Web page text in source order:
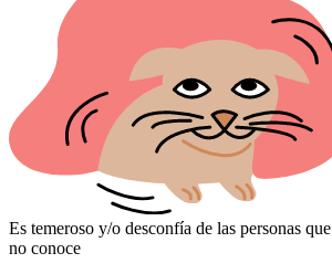
Es temeroso y/o desconfía de las personas que
no conoce